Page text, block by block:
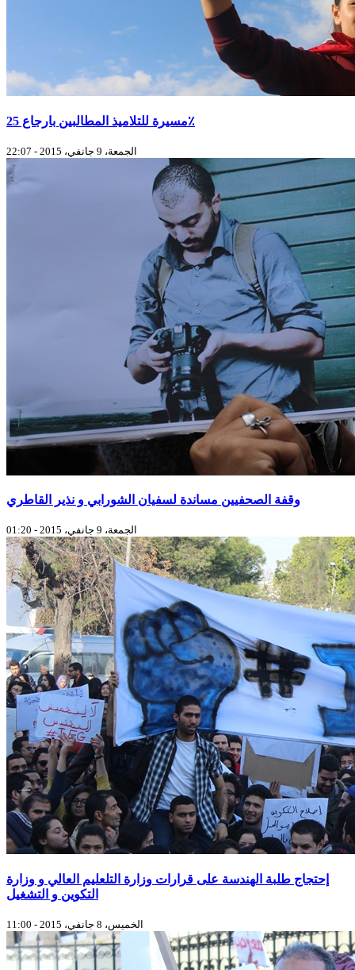
مسيرة للتلاميذ المطالبين بارجاع 25٪
الجمعة، 9 جانفي، 2015 - 22:07
وقفة الصحفيين مساندة لسفيان الشورابي و نذير القاطري
الجمعة، 9 جانفي، 2015 - 01:20
إحتجاج طلبة الهندسة على قرارات وزارة التلعليم العالي و وزارة
التكوين و التشغيل
الخميس، 8 جانفي، 2015 - 11:00